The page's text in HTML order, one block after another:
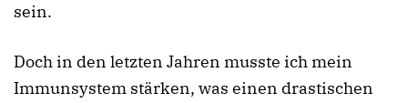
sein.
Doch in den letzten Jahren musste ich mein
Immunsystem stärken, was einen drastischen